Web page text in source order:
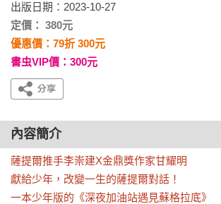
出版日期：2023-10-27
定價： 380元
優惠價：79折 300元
書虫VIP價：300元
內容簡介
薩提爾推手李崇建X金鼎獎作家甘耀明
獻給少年，改變一生的薩提爾對話！
一本少年版的《深夜加油站遇見蘇格拉底》